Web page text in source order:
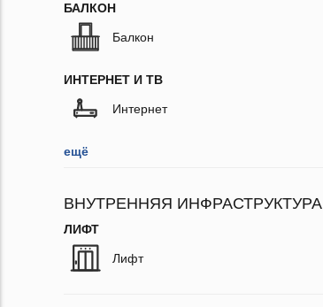
БАЛКОН
Балкон
ИНТЕРНЕТ И ТВ
Интернет
ещё
ВНУТРЕННЯЯ ИНФРАСТРУКТУРА
ЛИФТ
Лифт